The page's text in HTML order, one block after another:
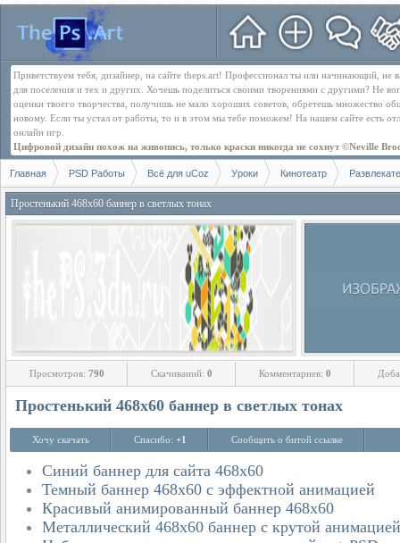
Приветствуем тебя, дизайнер, на сайте theps.art! Профессионал ты или начинающий,
для поселения и тех и других. Хочешь поделиться своими творениями с другими? Не
оценки твоего творчества, получишь не мало хороших советов, обретешь множество
новому. Если ты устал от работы, то и в этом мы тебе поможем! На нашем сайте есть
онлайн игр.
Цифровой дизайн похож на живопись, только краски никогда не сохнут ©Neville
Главная PSD Работы Всё для uCoz Уроки Кинотеатр
Простенький 468х60 баннер в светлых тонах
Просмотров: 790 Скачиваний: 0 Комментариев: 0
Простенький 468х60 баннер в светлых тонах
Хочу скачать Спасибо: +1 Сообщить о битой ссылке
Синий баннер для сайта 468х60
Темный баннер 468х60 с эффектной анимацией
Красивый анимированный баннер 468х60
Металлический 468x60 баннер с крутой анимацией